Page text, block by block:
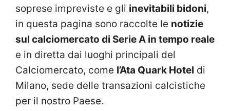
soprese impreviste e gli inevitabili bidoni,
in questa pagina sono raccolte le notizie
sul calciomercato di Serie A in tempo reale
e in diretta dai luoghi principali del
Calciomercato, come l’Ata Quark Hotel di
Milano, sede delle transazioni calcistiche
per il nostro Paese.